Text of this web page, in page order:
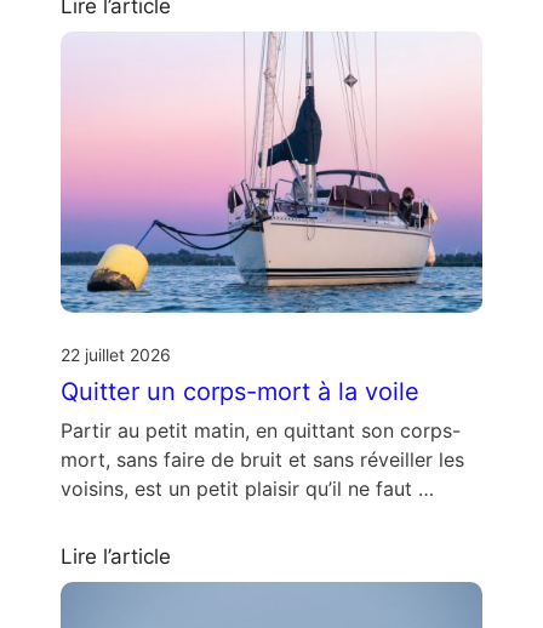
Lire l’article
22 juillet 2026
Quitter un corps-mort à la voile
Partir au petit matin, en quittant son corps-
mort, sans faire de bruit et sans réveiller les
voisins, est un petit plaisir qu’il ne faut …
Lire l’article